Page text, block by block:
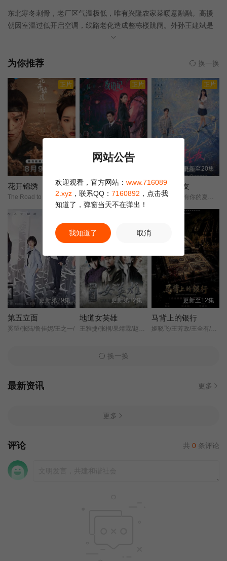
第10集 第11集 第12集
第19集 第21集
第23集 第22集 第24集
东北寒冬刺骨，老厂区气温极低，唯有兴隆农家菜暖意融融。高援
朝因室温过低开启空调，线路老化造成整栋楼跳闸。外孙王建斌是
电视台主持人，他打算借助节目反映供暖问题。选题会上，同事扎
拦，听闻新厂长才能主事。他找到表弟高明亮，发现对方样貌酷似
情，还意外撞见经理与王建斌女友私下相会。
为你推荐 换一换
正片
更新至4集
花开锦绣
The Road to Splendor/Escape to Your Heart/
正片
夜语记
夜色暗香/惊欢/
正片
更新至20集
天才，女友
天才女友/去有你的夏天/当你耀眼时/
更新第29集
第五立面
奚望/张陆/鲁佳妮/王之一/
更新第32集
地道女英雄
更新至12集
马背上的银行
姬晓飞/王芳政/王全有/阎妮/郭烁杰/杜志国/郑卫莉/周舟/Zhou/Zhou/
换一换
最新资讯 更多
更多
评论 共 0 条评论
网站公告
欢迎观看，官方网站： www.716089
2.xyz ，联系QQ： 7160892 ，点击我
知道了，弹窗当天不在弹出！
我知道了 取消